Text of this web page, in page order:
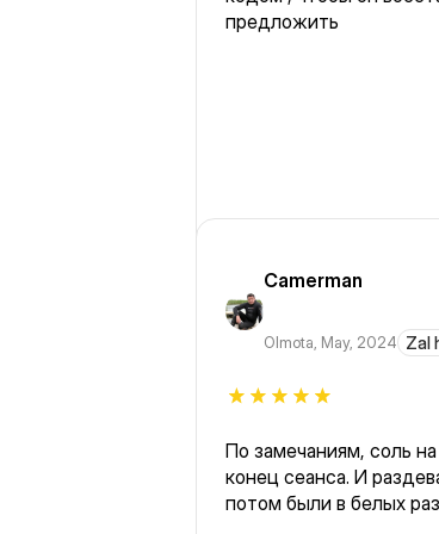
предложить
Camerman
Olmota, May, 2024 Zal
По замечаниям, соль
конец сеанса. И
потом были в белых